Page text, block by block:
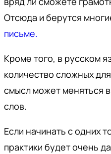
Отсюда и берутся
письме.
Кроме того, в русском
количество сложных
смысл может меняться
слов.
Если начинать с одних
практики будет очень